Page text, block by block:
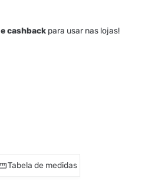
cashback para usar nas lojas!
Tabela de medidas